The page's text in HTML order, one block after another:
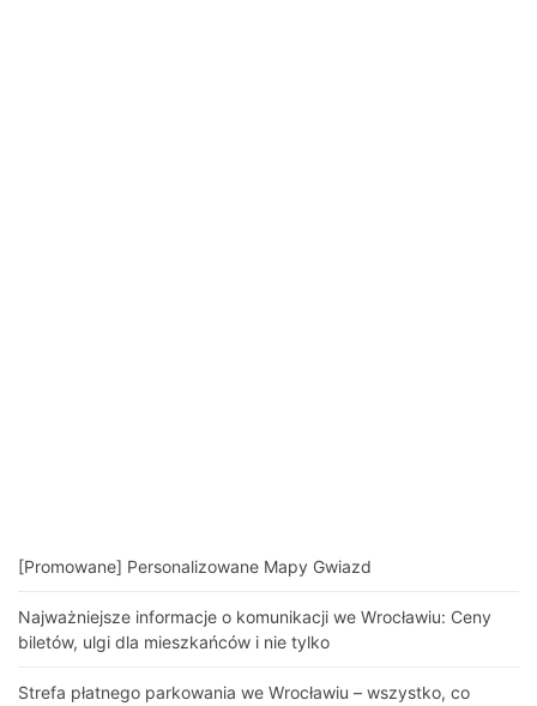
[Promowane] Personalizowane Mapy Gwiazd
Najważniejsze informacje o komunikacji we Wrocławiu: Ceny
biletów, ulgi dla mieszkańców i nie tylko
Strefa płatnego parkowania we Wrocławiu – wszystko, co